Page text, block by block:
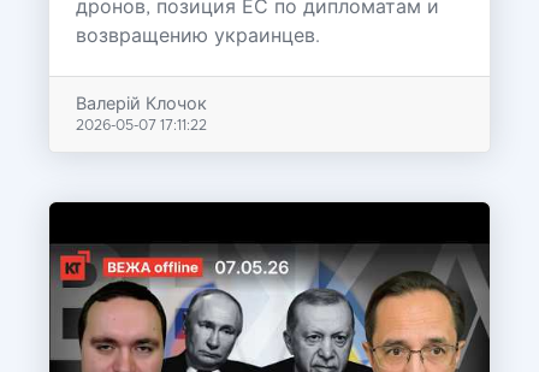
дронов, позиция ЕС по дипломатам и
возвращению украинцев.
Валерій Клочок
2026-05-07 17:11:22